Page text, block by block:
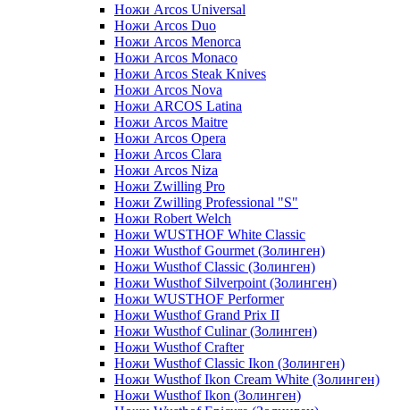
Ножи Arcos Universal
Ножи Arcos Duo
Ножи Arcos Menorca
Ножи Arcos Monaco
Ножи Arcos Steak Knives
Ножи Arcos Nova
Ножи ARCOS Latina
Ножи Arcos Maitre
Ножи Arcos Opera
Ножи Arcos Clara
Ножи Arcos Niza
Ножи Zwilling Pro
Ножи Zwilling Professional "S"
Ножи Robert Welch
Ножи WUSTHOF White Classic
Ножи Wusthof Gourmet (Золинген)
Ножи Wusthof Classic (Золинген)
Ножи Wusthof Silverpoint (Золинген)
Ножи WUSTHOF Performer
Ножи Wusthof Grand Prix II
Ножи Wusthof Culinar (Золинген)
Ножи Wusthof Crafter
Ножи Wusthof Classic Ikon (Золинген)
Ножи Wusthof Ikon Cream White (Золинген)
Ножи Wusthof Ikon (Золинген)